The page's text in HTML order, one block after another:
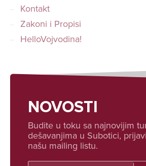
Kontakt
Zakoni i Propisi
HelloVojvodina!
NOVOSTI
Budite u toku sa najnovijim
dešavanjima u Subotici,
našu mailing listu.